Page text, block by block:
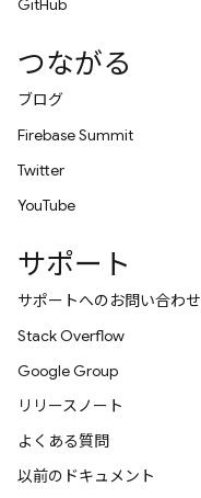
GitHub
つながる
ブログ
Firebase Summit
Twitter
YouTube
サポート
サポートへのお問い合わせ
Stack Overflow
Google Group
リリースノート
よくある質問
以前のドキュメント